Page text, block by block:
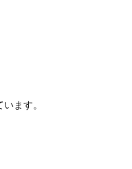
ます。